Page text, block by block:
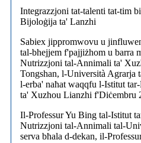
Integrazzjoni tat-talenti tat-tim
Bijoloġija ta' Lanzhi
Sabiex jippromwovu u
tal-bhejjem f'pajjiżhom u barra
Nutrizzjoni tal-Annimali ta'
Tongshan, l-Università Agrarja
l-erba' naħat waqqfu l-Istitut
ta' Xuzhou Lianzhi f'Diċembru
Il-Professur Yu Bing tal-Istitut
Nutrizzjoni tal-Annimali tal-
serva bħala d-dekan, il-